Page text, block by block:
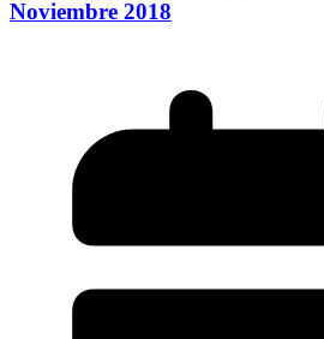
Noviembre 2018